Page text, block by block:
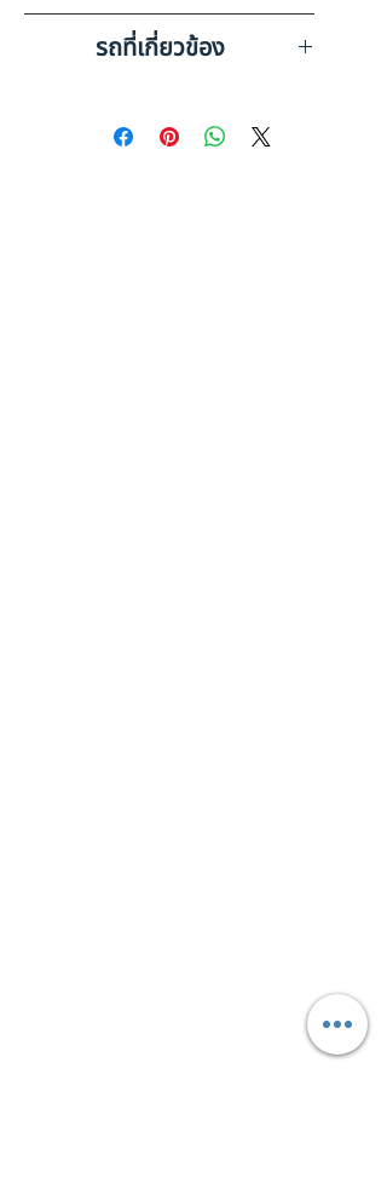
เบอร์ติดต่อฝ่ายขาย 098-253-
5968 หรือ 061-386-4375
รถที่เกี่ยวข้อง
(2015) HO42-6720001